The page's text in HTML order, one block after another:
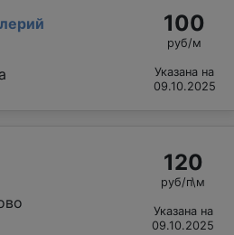
100
руб/м
Указана на
09.10.2025
120
руб/п\м
Указана на
09.10.2025